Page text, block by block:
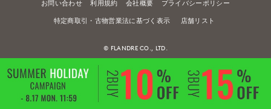
お問い合わせ 利用規約 会社概要 プライバシーポリシー
特定商取引・古物営業法に基づく表示 店舗リスト
© FLANDRE CO., LTD.